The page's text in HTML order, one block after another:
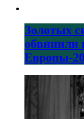
Золотых
обвинили
Европы-